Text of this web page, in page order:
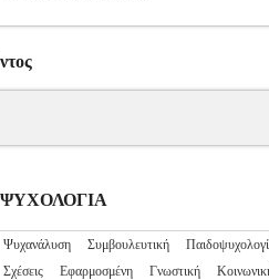
ΨΥΧΟΛΟΓΙΑ
Ψυχανάλυση Συμβουλευτική
Σχέσεις
Εφαρμοσμένη Γνωστική